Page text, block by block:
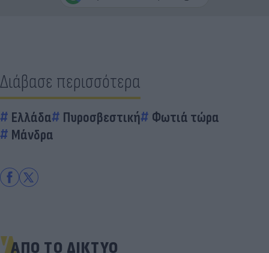
Διάβασε περισσότερα
Ελλάδα Πυροσβεστική
Φωτιά τώρα
Μάνδρα
ΑΠΟ ΤΟ ΔΙΚΤΥΟ